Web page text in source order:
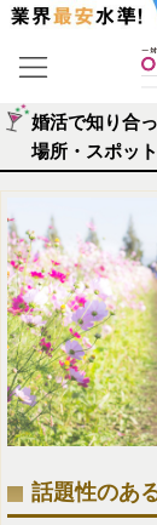
婚活で知り合
場所・スポット
話題性のあ